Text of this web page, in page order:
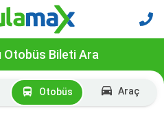
Otobüs Bileti Ara
Otobüs Araç